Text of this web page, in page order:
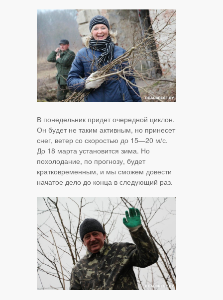
В понедельник придет очередной циклон.
Он будет не таким активным, но принесет
снег, ветер со скоростью до 15—20 м/с.
До 18 марта установится зима. Но
похолодание, по прогнозу, будет
кратковременным, и мы сможем довести
начатое дело до конца в следующий раз.